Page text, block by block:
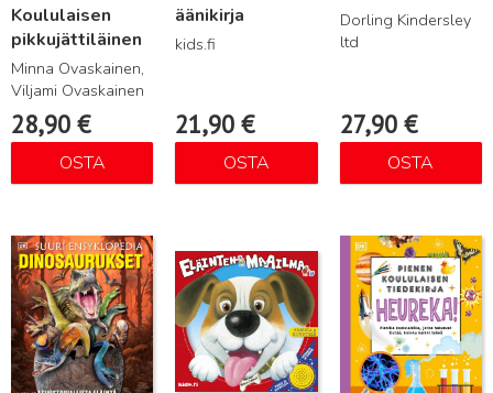
Koululaisen
pikkujättiläinen
Minna Ovaskainen,
Viljami Ovaskainen
28,90 €
OSTA
äänikirja
kids.fi
21,90€
OSTA
Dorling Kindersley
ltd
27,90 €
OSTA